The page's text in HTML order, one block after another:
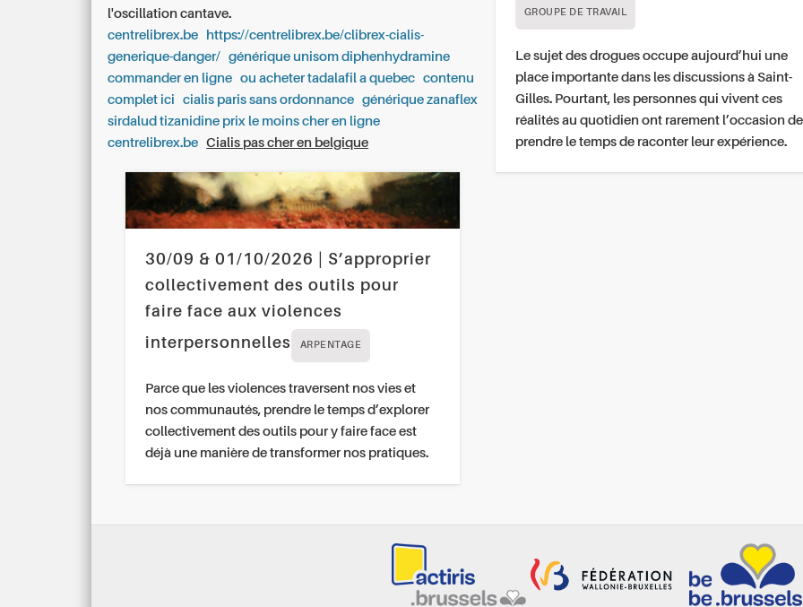
l'oscillation cantave.
centrelibrex.be
https://centrelibrex.be/clibrex-cialis-
generique-danger/
générique unisom diphenhydramine
commander en ligne
ou acheter tadalafil a quebec
contenu
complet ici
cialis paris sans ordonnance
générique zanaflex
sirdalud tizanidine prix le moins cher en ligne
centrelibrex.be
Cialis pas cher en belgique
30/09 & 01/10/2026 | S’approprier
collectivement des outils pour
faire face aux violences
interpersonnelles
ARPENTAGE
Parce que les violences traversent nos vies et
nos communautés, prendre le temps d’explorer
collectivement des outils pour y faire face est
déjà une manière de transformer nos pratiques.
GROUPE DE TRAVAIL
Le sujet des drogues occupe aujourd’hui une
place importante dans les discussions à Saint-
Gilles. Pourtant, les personnes qui vivent ces
réalités au quotidien ont rarement l’occasion de
prendre le temps de raconter leur expérience.